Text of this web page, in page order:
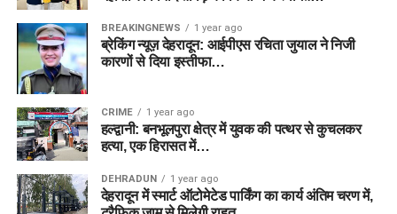
BREAKINGNEWS 1 year ago
ब्रेकिंग न्यूज़ देहरादून: आईपीएस रचिता जुयाल ने निजी
कारणों से दिया इस्तीफा…
CRIME 1 year ago
हल्द्वानी: बनभूलपुरा क्षेत्र में युवक की पत्थर से कुचलकर
हत्या, एक हिरासत में…
DEHRADUN 1 year ago
देहरादून में स्मार्ट ऑटोमेटेड पार्किंग का कार्य अंतिम चरण में,